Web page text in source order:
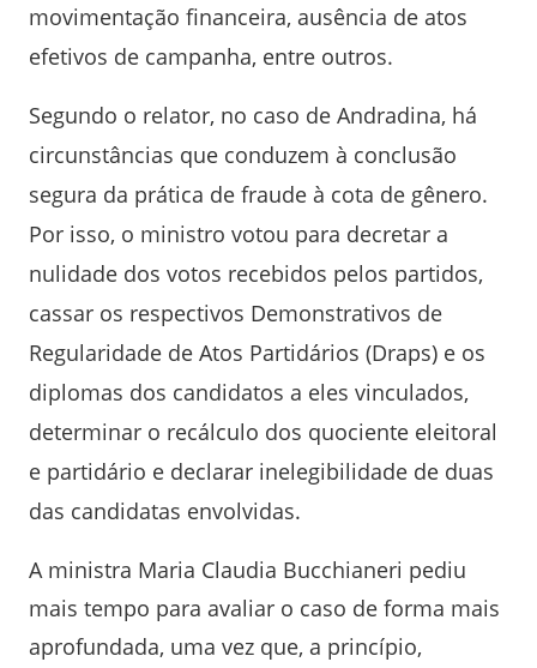
movimentação financeira, ausência de atos
efetivos de campanha, entre outros.
Segundo o relator, no caso de Andradina, há
circunstâncias que conduzem à conclusão
segura da prática de fraude à cota de gênero.
Por isso, o ministro votou para decretar a
nulidade dos votos recebidos pelos partidos,
cassar os respectivos Demonstrativos de
Regularidade de Atos Partidários (Draps) e os
diplomas dos candidatos a eles vinculados,
determinar o recálculo dos quociente eleitoral
e partidário e declarar inelegibilidade de duas
das candidatas envolvidas.
A ministra Maria Claudia Bucchianeri pediu
mais tempo para avaliar o caso de forma mais
aprofundada, uma vez que, a princípio,